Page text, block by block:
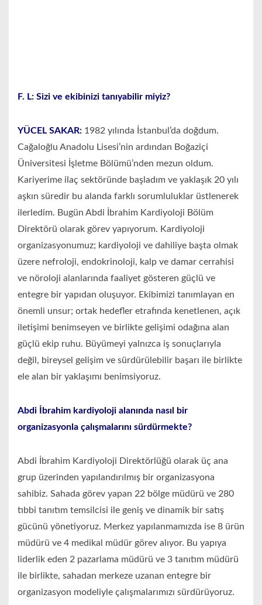
F. L: Sizi ve ekibinizi tanıyabilir miyiz?
YÜCEL SAKAR: 1982 yılında İstanbul’da doğdum.
Cağaloğlu Anadolu Lisesi’nin ardından Boğaziçi
Üniversitesi İşletme Bölümü’nden mezun oldum.
Kariyerime ilaç sektöründe başladım ve yaklaşık 20 yılı
aşkın süredir bu alanda farklı sorumluluklar üstlenerek
ilerledim. Bugün Abdi İbrahim Kardiyoloji Bölüm
Direktörü olarak görev yapıyorum. Kardiyoloji
organizasyonumuz; kardiyoloji ve dahiliye başta olmak
üzere nefroloji, endokrinoloji, kalp ve damar cerrahisi
ve nöroloji alanlarında faaliyet gösteren güçlü ve
entegre bir yapıdan oluşuyor. Ekibimizi tanımlayan en
önemli unsur; ortak hedefler etrafında kenetlenen, açık
iletişimi benimseyen ve birlikte gelişimi odağına alan
güçlü ekip ruhu. Büyümeyi yalnızca iş sonuçlarıyla
değil, bireysel gelişim ve sürdürülebilir başarı ile birlikte
ele alan bir yaklaşımı benimsiyoruz.
Abdi İbrahim kardiyoloji alanında nasıl bir
organizasyonla çalışmalarını sürdürmekte?
Abdi İbrahim Kardiyoloji Direktörlüğü olarak üç ana
grup üzerinden yapılandırılmış bir organizasyona
sahibiz. Sahada görev yapan 22 bölge müdürü ve 280
tıbbi tanıtım temsilcisi ile geniş ve dinamik bir satış
gücünü yönetiyoruz. Merkez yapılanmamızda ise 8 ürün
müdürü ve 4 medikal müdür görev alıyor. Bu yapıya
liderlik eden 2 pazarlama müdürü ve 3 tanıtım müdürü
ile birlikte, sahadan merkeze uzanan entegre bir
organizasyon modeliyle çalışmalarımızı sürdürüyoruz.